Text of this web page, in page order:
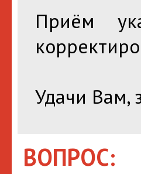
Приём
Удачи Вам,
ВОПРОС: